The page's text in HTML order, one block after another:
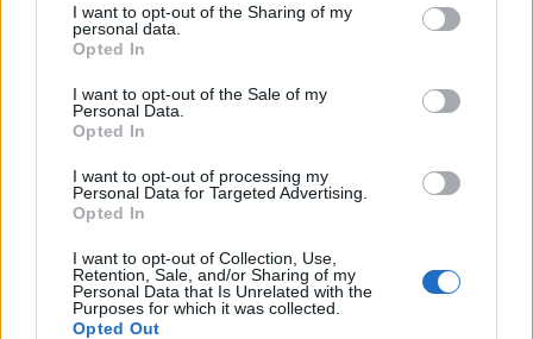
I want to opt-out of the Sharing of my
personal data.
Opted In
I want to opt-out of the Sale of my
Personal Data.
Opted In
I want to opt-out of processing my
Personal Data for Targeted Advertising.
Opted In
I want to opt-out of Collection, Use,
Retention, Sale, and/or Sharing of my
Personal Data that Is Unrelated with the
Purposes for which it was collected.
Opted Out